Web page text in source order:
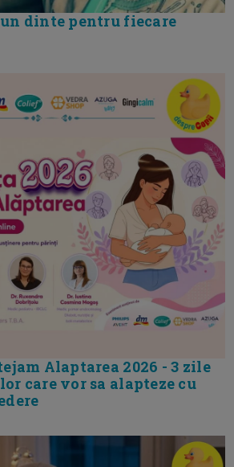
dinte pentru fiecare
Alaptarea 2026 - 3 zile
care vor sa alapteze cu